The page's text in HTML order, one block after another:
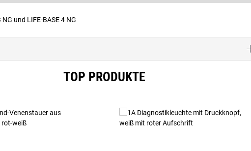
und LIFE-BASE 4 NG
TOP PRODUKTE